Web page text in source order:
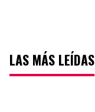
LAS MÁS LEÍDAS